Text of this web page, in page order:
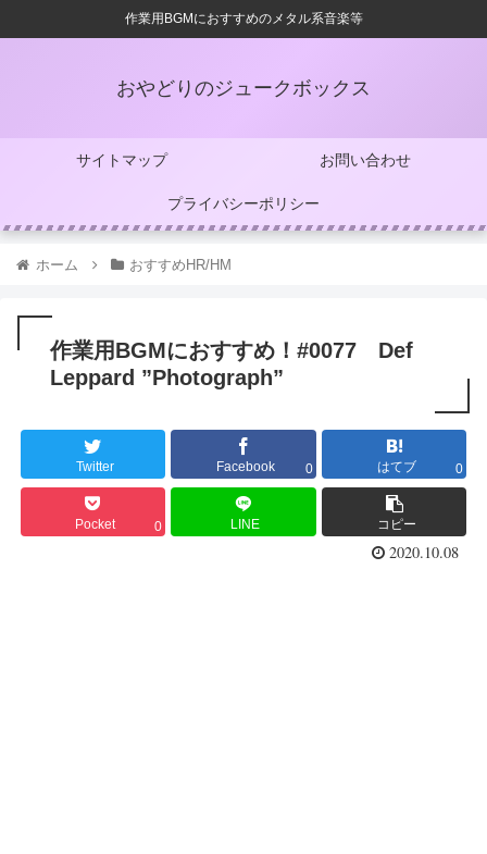
作業用BGMにおすすめのメタル系音楽等
おやどりのジュークボックス
サイトマップ お問い合わせ
プライバシーポリシー
ホーム おすすめHR/HM
作業用BGMにおすすめ！#0077 Def
Leppard ”Photograph”
Twitter Facebook 0 はてブ 0
Pocket 0 LINE コピー
2020.10.08